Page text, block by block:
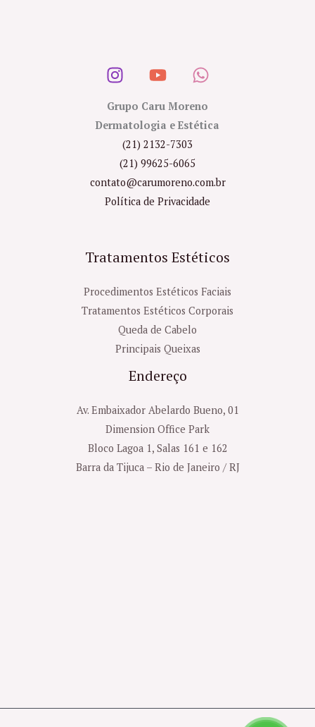
Grupo Caru Moreno
Dermatologia e Estética
(21) 2132-7303
(21) 99625-6065
contato@carumoreno.com.br
Política de Privacidade
Tratamentos Estéticos
Procedimentos Estéticos Faciais
Tratamentos Estéticos Corporais
Queda de Cabelo
Principais Queixas
Endereço
Av. Embaixador Abelardo Bueno, 01
Dimension Office Park
Bloco Lagoa 1, Salas 161 e 162
Barra da Tijuca – Rio de Janeiro / RJ